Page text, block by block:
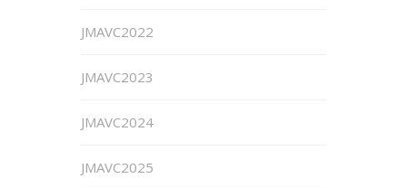
JMAVC2022
JMAVC2023
JMAVC2024
JMAVC2025